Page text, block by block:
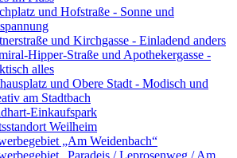
und Hofstraße - Sonne und
und Kirchgasse - Einladend anders
Hipper-Straße und Apothekergasse -
alles
und Obere Stadt - Modisch und
am Stadtbach
Einkaufspark
Weilheim
„Am Weidenbach“
„Paradeis / Leprosenweg / Am